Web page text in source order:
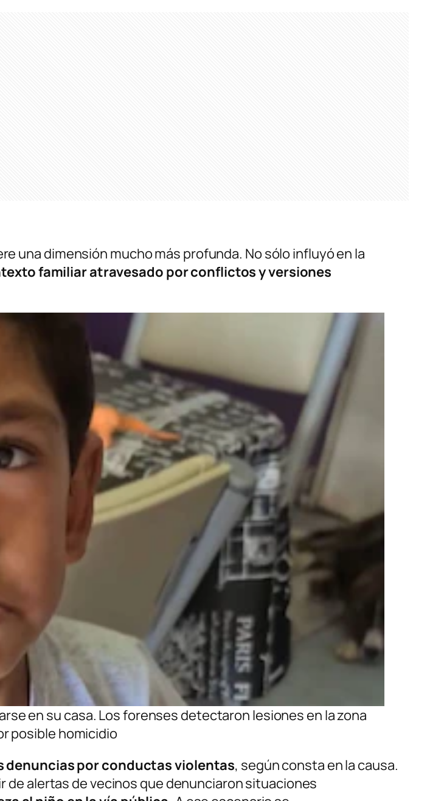
una dimensión mucho más profunda. No sólo influyó en la
familiar atravesado por conflictos y versiones
en su casa. Los forenses detectaron lesiones en la zona
posible homicidio
denuncias por conductas violentas, según consta en la causa.
de alertas de vecinos que denunciaron situaciones